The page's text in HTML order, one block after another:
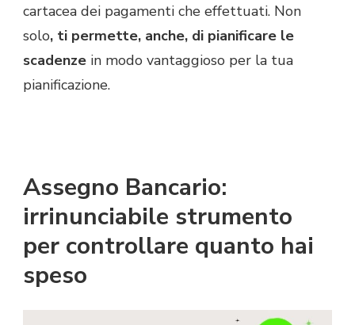
cartacea dei pagamenti che effettuati. Non
solo, ti permette, anche, di pianificare le
scadenze in modo vantaggioso per la tua
pianificazione.
Assegno Bancario:
irrinunciabile strumento
per controllare quanto hai
speso